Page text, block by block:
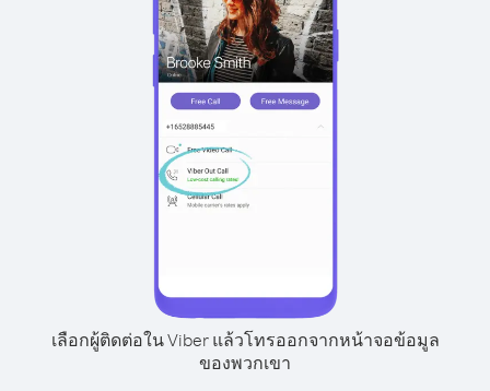
เลือกผู้ติดต่อใน Viber แล้วโทรออกจากหน้าจอข้อมูล
ของพวกเขา